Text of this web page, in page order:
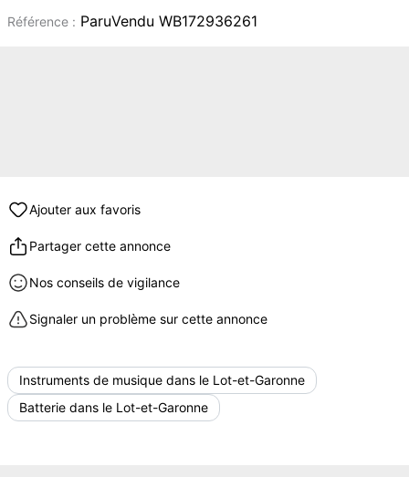
Référence : ParuVendu WB172936261
Ajouter aux favoris
Partager cette annonce
Nos conseils de vigilance
Signaler un problème sur cette annonce
Instruments de musique dans le Lot-et-Garonne
Batterie dans le Lot-et-Garonne